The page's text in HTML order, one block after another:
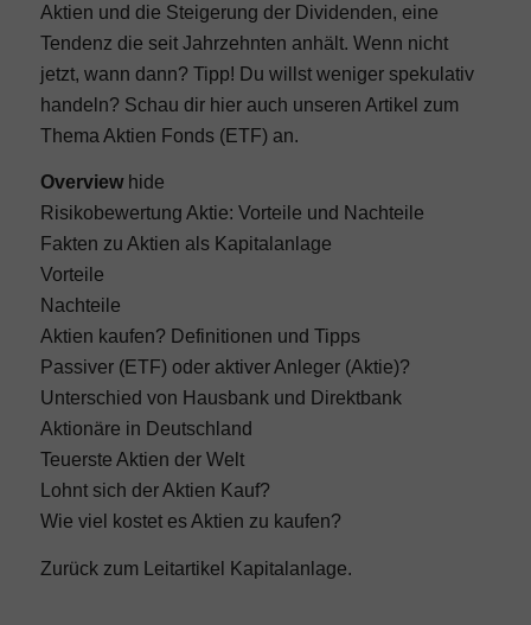
Aktien und die Steigerung der Dividenden, eine
Tendenz die seit Jahrzehnten anhält. Wenn nicht
jetzt, wann dann? Tipp! Du willst weniger spekulativ
handeln? Schau dir hier auch unseren Artikel zum
Thema Aktien Fonds (ETF)an.
Overview hide
Risikobewertung Aktie: Vorteile und Nachteile
Fakten zu Aktien als Kapitalanlage
Vorteile
Nachteile
Aktien kaufen? Definitionen und Tipps
Passiver (ETF) oder aktiver Anleger (Aktie)?
Unterschied von Hausbank und Direktbank
Aktionäre in Deutschland
Teuerste Aktien der Welt
Lohnt sich der Aktien Kauf?
Wie viel kostet es Aktien zu kaufen?
Zurück zum Leitartikel Kapitalanlage.